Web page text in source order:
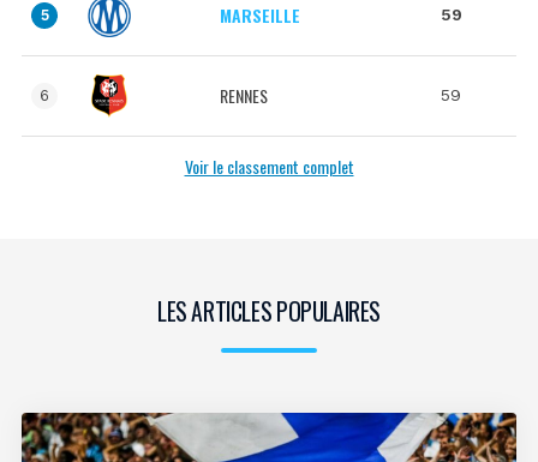
5 MARSEILLE 59
6 RENNES 59
Voir le classement complet
LES ARTICLES POPULAIRES